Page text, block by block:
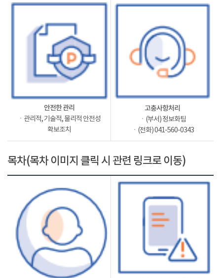
안전한 관리
ㆍ관리적, 기술적, 물리적 안전성
확보조치
고충사항처리
ㆍ(부서) 정보화팀
ㆍ(전화) 041-560-0343
목차(목차 이미지 클릭 시 관련 링크로 이동)